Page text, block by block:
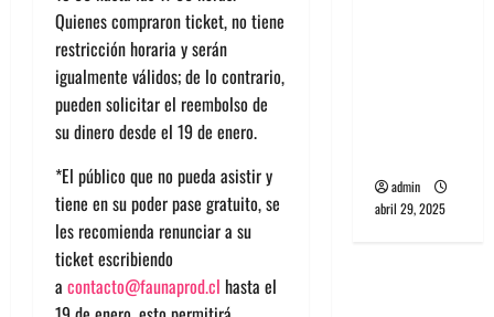
Quienes compraron ticket, no tiene
restricción horaria y serán
igualmente válidos; de lo contrario,
pueden solicitar el reembolso de
su dinero desde el 19 de enero.
*El público que no pueda asistir y
tiene en su poder pase gratuito, se
les recomienda renunciar a su
ticket escribiendo
a contacto@faunaprod.cl hasta el
admin
abril 29, 2025